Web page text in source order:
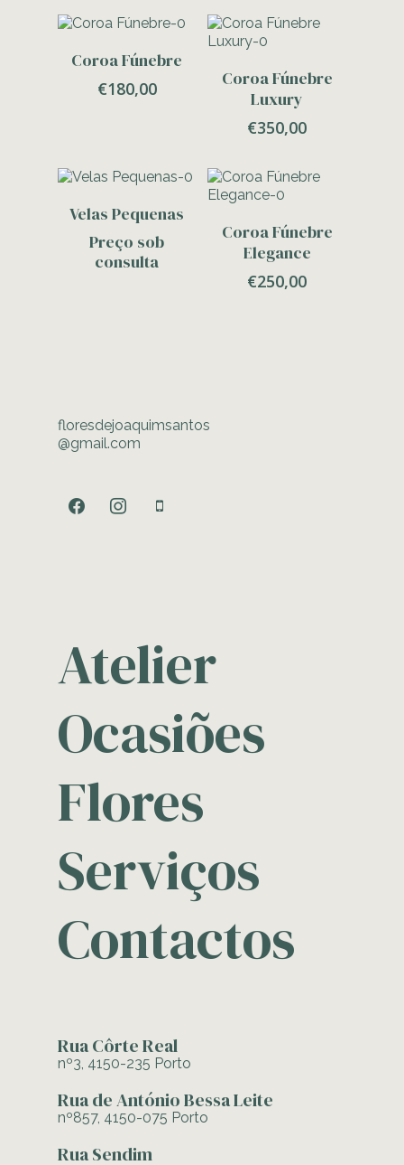
Adicionar
Coroa Fúnebre
€180,00
Adicionar
Coroa Fúnebre
Luxury
€350,00
Velas Pequenas
Preço sob
consulta
Adicionar
Coroa Fúnebre
Elegance
€250,00
floresdejoaquimsantos
@gmail.com
facebookinstagrammobile
Atelier
Ocasiões
Flores
Serviços
Contactos
Rua Côrte Real
nº3, 4150-235 Porto
Rua de António Bessa Leite
nº857, 4150-075 Porto
Rua Sendim